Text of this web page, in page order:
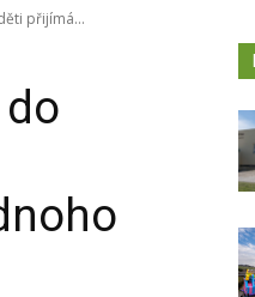
přijímá...